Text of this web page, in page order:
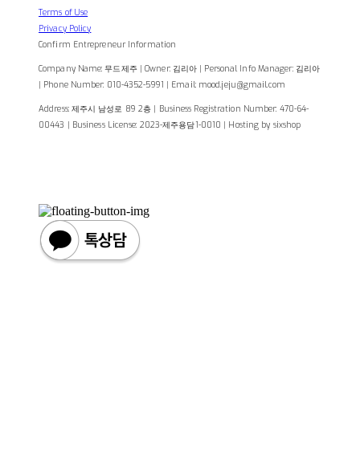
Terms of Use
Privacy Policy
Confirm Entrepreneur Information
Company Name: 무드제주 | Owner: 김리아 | Personal Info Manager: 김리아
| Phone Number: 010-4352-5991 | Email: mood.jeju@gmail.com
Address: 제주시 남성로 89 2층 | Business Registration Number: 470-64-
00443 | Business License: 2023-제주용담1-0010 | Hosting by sixshop